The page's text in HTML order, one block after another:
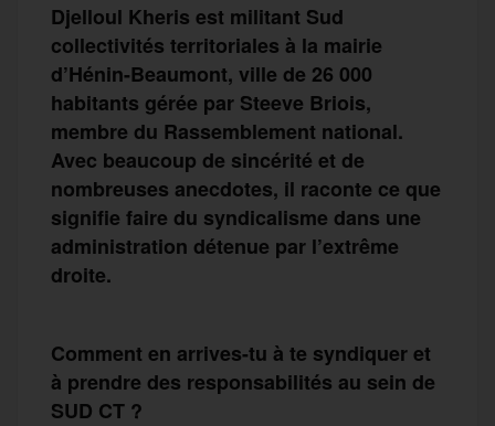
Djelloul Kheris est militant Sud
collectivités territoriales à la mairie
d’Hénin-Beaumont, ville de 26 000
habitants gérée par Steeve Briois,
membre du Rassemblement national.
Avec beaucoup de sincérité et de
nombreuses anecdotes, il raconte ce que
signifie faire du syndicalisme dans une
administration détenue par l’extrême
droite.
Comment en arrives-tu à te syndiquer et
à prendre des responsabilités au sein de
SUD CT ?